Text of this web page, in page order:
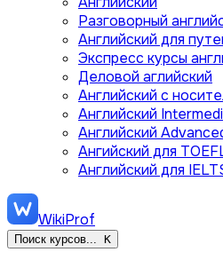
Разговорный
Английский для
Экспресс курсы
Деловой аглийский
Английский с
Английский
Английский
Ангийский для
Английский для
WikiProf
Поиск курсов... K